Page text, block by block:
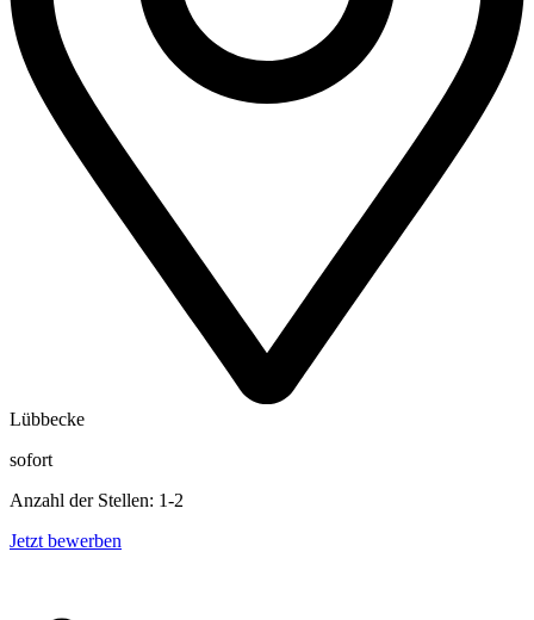
Lübbecke
sofort
Anzahl der Stellen: 1-2
Jetzt bewerben